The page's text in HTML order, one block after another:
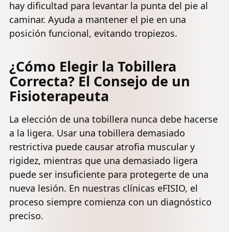
hay dificultad para levantar la punta del pie al
caminar. Ayuda a mantener el pie en una
posición funcional, evitando tropiezos.
¿Cómo Elegir la Tobillera
Correcta? El Consejo de un
Fisioterapeuta
La elección de una tobillera nunca debe hacerse
a la ligera. Usar una tobillera demasiado
restrictiva puede causar atrofia muscular y
rigidez, mientras que una demasiado ligera
puede ser insuficiente para protegerte de una
nueva lesión. En nuestras clínicas eFISIO, el
proceso siempre comienza con un diagnóstico
preciso.